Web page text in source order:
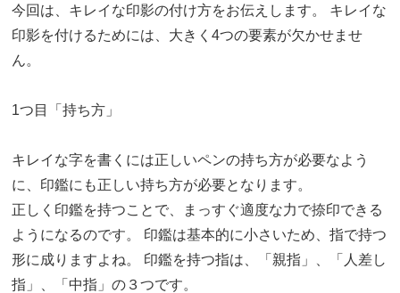
今回は、キレイな印影の付け方をお伝えします。 キレイな
印影を付けるためには、大きく4つの要素が欠かせませ
ん。
1つ目「持ち方」
キレイな字を書くには正しいペンの持ち方が必要なよう
に、印鑑にも正しい持ち方が必要となります。
正しく印鑑を持つことで、まっすぐ適度な力で捺印できる
ようになるのです。 印鑑は基本的に小さいため、指で持つ
形に成りますよね。 印鑑を持つ指は、「親指」、「人差し
指」、「中指」の３つです。